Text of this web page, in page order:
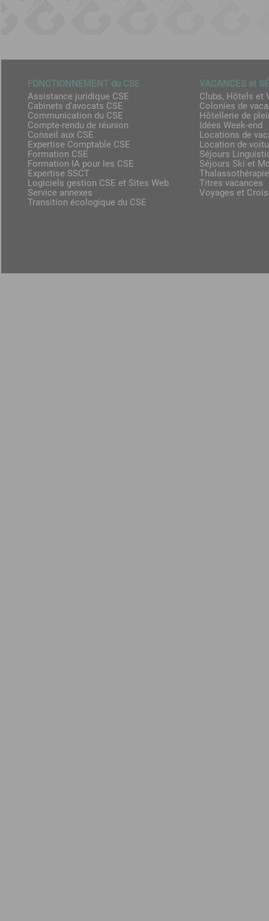
FONCTIONNEMENT du CSE
VACANCES et
Assistance juridique CSE
Clubs, Hôtels et
Cabinets d'avocats CSE
Colonies de
Communication du CSE
Hôtellerie de
Compte-rendu de réunion
Idées Week-end
Conseil aux CSE
Locations de
Expertise Comptable CSE
Location de
Formation CSE
Séjours
Formation IA pour les CSE
Séjours Ski et
Expertise SSCT
Logiciels gestion CSE et Sites Web
Titres vacances
Service annexes
Voyages et
Transition écologique du CSE